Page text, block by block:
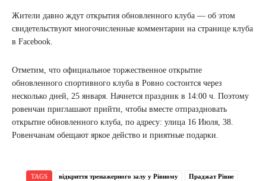
Жители давно ждут открытия обновленного клуба — об этом
свидетельствуют многочисленные комментарии на странице клуба
в Facebook.
Отметим, что официальное торжественное открытие
обновленного спортивного клуба в Ровно состоится через
несколько дней, 25 января. Начнется праздник в 14:00 ч. Поэтому
ровенчан приглашают прийти, чтобы вместе отпраздновать
открытие обновленного клуба, по адресу: улица 16 Июля, 38.
Ровенчанам обещают яркое действо и приятные подарки.
TAGS відкриття тренажерного залу у Рівному Праджат Рівне